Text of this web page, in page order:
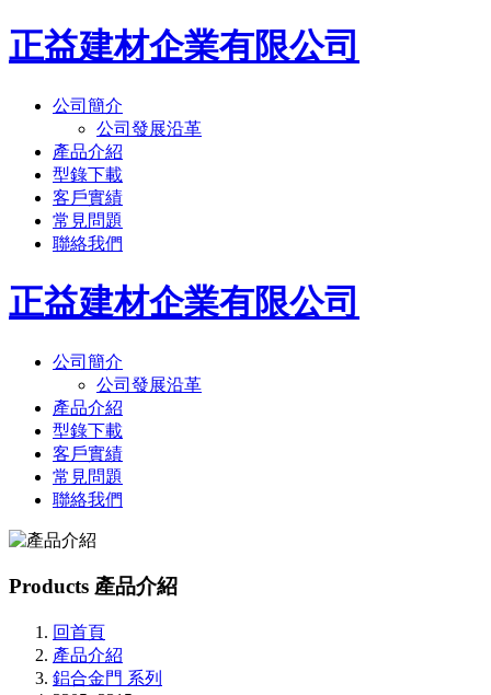
正益建材企業有限公司
公司簡介
公司發展沿革
產品介紹
型錄下載
客戶實績
常見問題
聯絡我們
正益建材企業有限公司
公司簡介
公司發展沿革
產品介紹
型錄下載
客戶實績
常見問題
聯絡我們
Products 產品介紹
回首頁
產品介紹
鋁合金門 系列